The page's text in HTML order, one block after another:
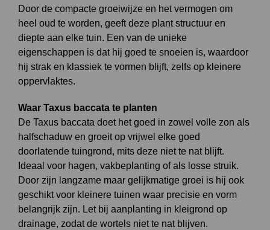
Door de compacte groeiwijze en het vermogen om
heel oud te worden, geeft deze plant structuur en
diepte aan elke tuin. Een van de unieke
eigenschappen is dat hij goed te snoeien is, waardoor
hij strak en klassiek te vormen blijft, zelfs op kleinere
oppervlaktes.
Waar Taxus baccata te planten
De Taxus baccata doet het goed in zowel volle zon als
halfschaduw en groeit op vrijwel elke goed
doorlatende tuingrond, mits deze niet te nat blijft.
Ideaal voor hagen, vakbeplanting of als losse struik.
Door zijn langzame maar gelijkmatige groei is hij ook
geschikt voor kleinere tuinen waar precisie en vorm
belangrijk zijn. Let bij aanplanting in kleigrond op
drainage, zodat de wortels niet te nat blijven.